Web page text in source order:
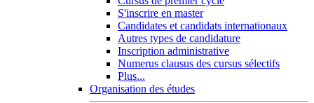
S'inscrire en master
Candidates et candidats internationaux
Autres types de candidature
Inscription administrative
Numerus clausus des cursus sélectifs
Plus...
Organisation des études